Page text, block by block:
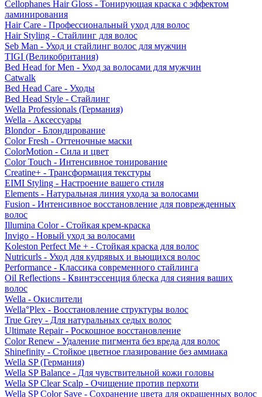
Cellophanes Hair Gloss - Тонирующая краска с эффектом
ламинирования
Hair Care - Профессиональный уход для волос
Hair Styling - Стайлинг для волос
Seb Man - Уход и стайлинг волос для мужчин
TIGI (Великобритания)
Bed Head for Men - Уход за волосами для мужчин
Catwalk
Bed Head Care - Уходы
Bed Head Style - Стайлинг
Wella Professionals (Германия)
Wella - Аксессуары
Blondor - Блондирование
Color Fresh - Оттеночные маски
ColorMotion - Сила и цвет
Color Touch - Интенсивное тонирование
Creatine+ - Трансформация текстуры
EIMI Styling - Настроение вашего стиля
Elements - Натуральная линия ухода за волосами
Fusion - Интенсивное восстановление для поврежденных
волос
Illumina Color - Стойкая крем-краска
Invigo - Новый уход за волосами
Koleston Perfect Me + - Стойкая краска для волос
Nutricurls - Уход для кудрявых и вьющихся волос
Performance - Классика современного стайлинга
Oil Reflections - Квинтэссенция блеска для сияния ваших
волос
Wella - Окислители
Wella°Plex - Восстановление структуры волос
True Grey - Для натуральных седых волос
Ultimate Repair - Роскошное восстановление
Color Renew - Удаление пигмента без вреда для волос
Shinefinity - Стойкое цветное глазирование без аммиака
Wella SP (Германия)
Wella SP Balance - Для чувствительной кожи головы
Wella SP Clear Scalp - Очищение против перхоти
Wella SP Color Save - Сохранение цвета для окрашенных волос